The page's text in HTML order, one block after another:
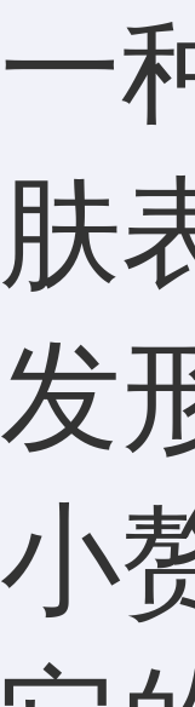
一
肤
发
小